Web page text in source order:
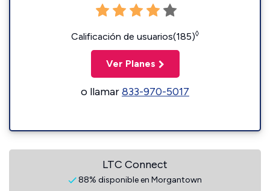
Calificación de usuarios(185)◊
Ver Planes
o llamar833-970-5017
LTC Connect
88% disponible en Morgantown